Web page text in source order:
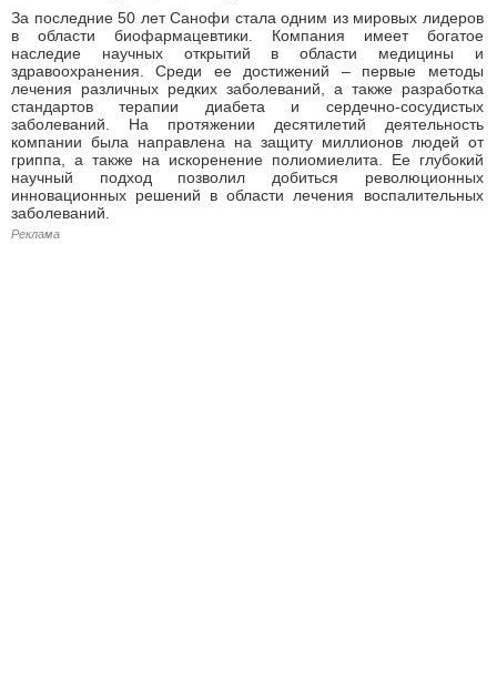
За последние 50 лет Санофи стала одним из мировых лидеров
в области биофармацевтики. Компания имеет богатое
наследие научных открытий в области медицины и
здравоохранения. Среди ее достижений – первые методы
лечения различных редких заболеваний, а также разработка
стандартов терапии диабета и сердечно-сосудистых
заболеваний. На протяжении десятилетий деятельность
компании была направлена на защиту миллионов людей от
гриппа, а также на искоренение полиомиелита. Ее глубокий
научный подход позволил добиться революционных
инновационных решений в области лечения воспалительных
заболеваний.
Реклама